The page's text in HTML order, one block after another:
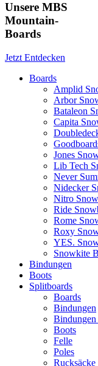
Unsere MBS
Mountain-
Boards
Jetzt Entdecken
Boards
Amplid
Arbor
Bataleon
Capita
Jones
Lib Tech
Never
Nidecker
Nitro
Ride
Rome
Roxy
YES.
Snowkite
Bindungen
Boots
Splitboards
Boards
Bindungen
Boots
Felle
Poles
Rucksäcke